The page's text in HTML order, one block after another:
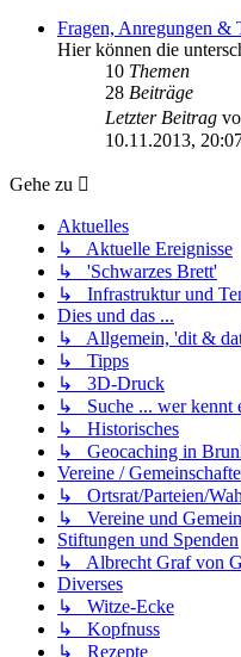
Fragen, Anregungen &
Hier können die
10 Themen
28 Beiträge
Letzter Beitrag
10.11.2013,
Gehe zu
Aktuelles
↳ Aktuelle Ereignisse
↳ 'Schwarzes Brett'
↳ Infrastruktur und
Dies und das ...
↳ Allgemein, 'dit &
↳ Tipps
↳ 3D-Druck
↳ Suche ... wer kennt
↳ Historisches
↳ Geocaching in
Vereine /
↳ Ortsrat/Parteien/
↳ Vereine und
Stiftungen und Spenden
↳ Albrecht Graf von
Diverses
↳ Witze-Ecke
↳ Kopfnuss
↳ Rezepte